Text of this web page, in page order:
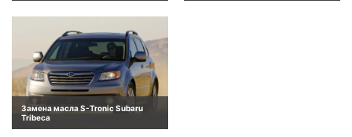
Замена масла S-Tronic Subaru
Tribeca